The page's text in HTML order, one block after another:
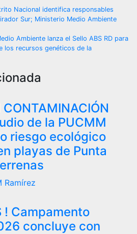
Nacional identifica responsables
Sur; Ministerio Medio Ambiente
Ambiente lanza el Sello ABS RD para
los recursos genéticos de la
CONTAMINACIÓN
de la PUCMM
riesgo ecológico
playas de Punta
Ramírez
! Campamento
concluye con